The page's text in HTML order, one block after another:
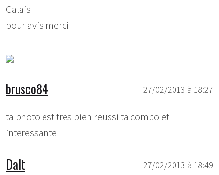
Calais
pour avis merci
27/02/2013 à 18:27
brusco84
ta photo est tres bien reussi ta compo et
interessante
27/02/2013 à 18:49
Dalt